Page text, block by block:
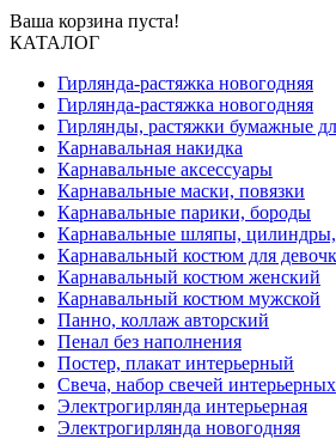
Ваша корзина пуста!
КАТАЛОГ
Гирлянда-растяжка новогодняя
Гирлянда-растяжка новогодняя
Гирлянды, растяжки бумажные
Карнавальная накидка
Карнавальные аксессуары
Карнавальные маски, повязки
Карнавальные парики, бороды
Карнавальные шляпы, цилиндры,
Карнавальный костюм для
Карнавальный костюм женский
Карнавальный костюм мужской
Панно, коллаж авторский
Пенал без наполнения
Постер, плакат интерьерный
Свеча, набор свечей интерьерных
Электрогирлянда интерьерная
Электрогирлянда новогодняя